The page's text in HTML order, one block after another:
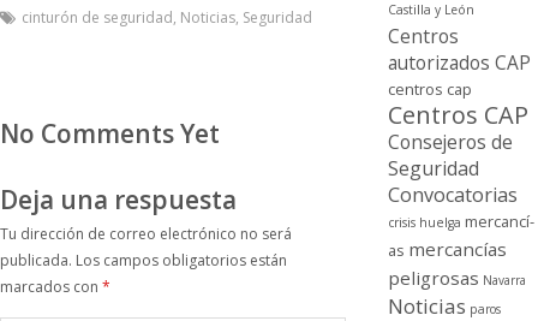
cinturón de seguridad, Noticias, Seguridad
No Comments Yet
Deja una respuesta
Tu dirección de correo electrónico no será
publicada. Los campos obligatorios están
marcados con *
Castilla y León
Centros
autorizados CAP
centros cap
Centros CAP
Consejeros de
Seguridad
Convocatorias
crisis huelga mercancí­
as mercancí­as
peligrosas Navarra
Noticias paros